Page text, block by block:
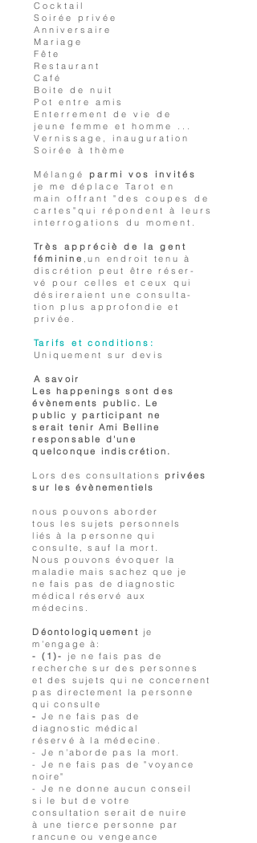
Cocktail
Soirée privée
Anniversaire
Mariage
Fête
Restaurant
Café
Boite de nuit
Pot entre amis
Enterrement de vie de
jeune femme et homme ...
Vernissage, inauguration
Soirée à thème
Mélangé parmi vos invités
je me déplace Tarot en
main offrant "des coupes de
cartes"qui répondent à leurs
interrogations du moment.
Très appréciè de la gent
féminine ,un endroit tenu à
discrétion peut être réser-
vé pour celles et ceux qui
désireraient une consulta-
tion plus approfondie et
privée.
Tarifs et conditions:
Uniquement sur devis
A savoir
Les happenings sont des
évènements public. Le
public y participant ne
serait tenir Ami Belline
responsable d'une
quelconque indiscrétion.
Lors des consultations privées
sur les évènementiels
nous pouvons aborder
tous les sujets personnels
liés à la personne qui
consulte, sauf la mort.
Nous pouvons évoquer la
maladie mais sachez que je
ne fais pas de diagnostic
médical réservé aux
médecins.
Déontologiquement je
m'engage à:
- (1)- je ne fais pas de
recherche sur des personnes
et des sujets qui ne concernent
pas directement la personne
qui consulte
- Je ne fais pas de
diagnostic médical
réservé à la médecine.
- Je n'aborde pas la mort.
- Je ne fais pas de "voyance
noire"
- Je ne donne aucun conseil
si le but de votre
consultation serait de nuire
à une tierce personne par
rancune ou vengeance